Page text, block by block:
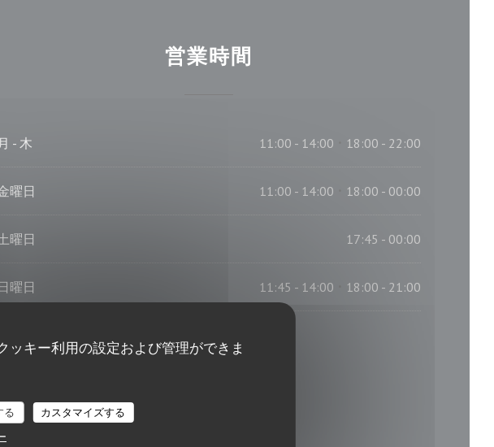
キー利用の設定および管理ができま
る
カスタマイズする
営業時間
月 - 木 11:00 - 14:00 18:00 - 22:00
曜日 11:00 - 14:00 18:00 - 00:00
曜日 17:45 - 00:00
曜日 11:45 - 14:00 18:00 - 21:00